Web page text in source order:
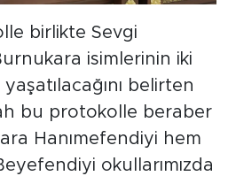
birlikte Sevgi
isimlerinin iki
belirten
bu protokolle beraber
Hanımefendiyi hem
okullarımızda